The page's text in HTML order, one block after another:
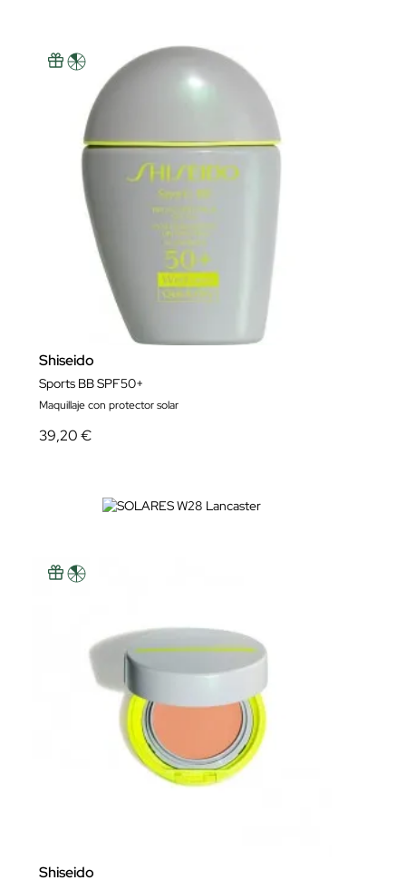
Shiseido
Sports BB SPF50+
Maquillaje con protector solar
39,20 €
Shiseido